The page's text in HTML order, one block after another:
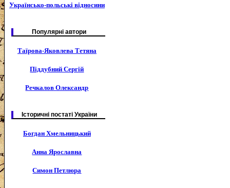
Українсько-польські відносини
Популярні автори
Таїрова-Яковлева Тетяна
Піддубний Сергій
Речкалов Олександр
Історичні постаті України
Богдан Хмельницький
Анна Ярославна
Симон Петлюра